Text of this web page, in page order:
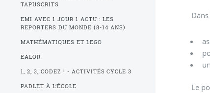
Le
TAPUSCRITS
EMI AVEC 1 JOUR 1 ACTU : LES
REPORTERS DU MONDE (8-14 ANS)
MATHÉMATIQUES ET LEGO
EALOR
1, 2, 3, CODEZ ! - ACTIVITÉS CYCLE 3
PADLET À L’ÉCOLE